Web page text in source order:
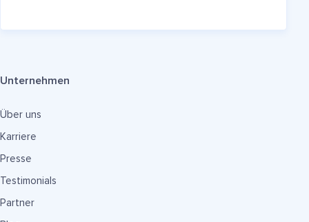
Unternehmen
Über uns
Karriere
Presse
Testimonials
Partner